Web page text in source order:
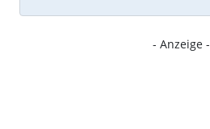
- Anzeige -